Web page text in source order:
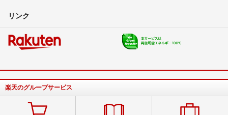
リンク
楽天のグループサービス